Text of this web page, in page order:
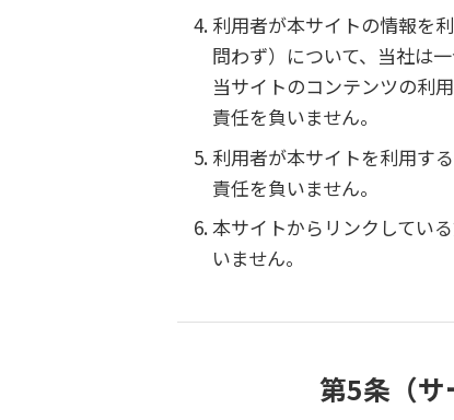
利用者が本サイトの情報を
問わず）について、当社は
当サイトのコンテンツの利
責任を負いません。
利用者が本サイトを利用す
責任を負いません。
本サイトからリンクしてい
いません。
第5条（サ